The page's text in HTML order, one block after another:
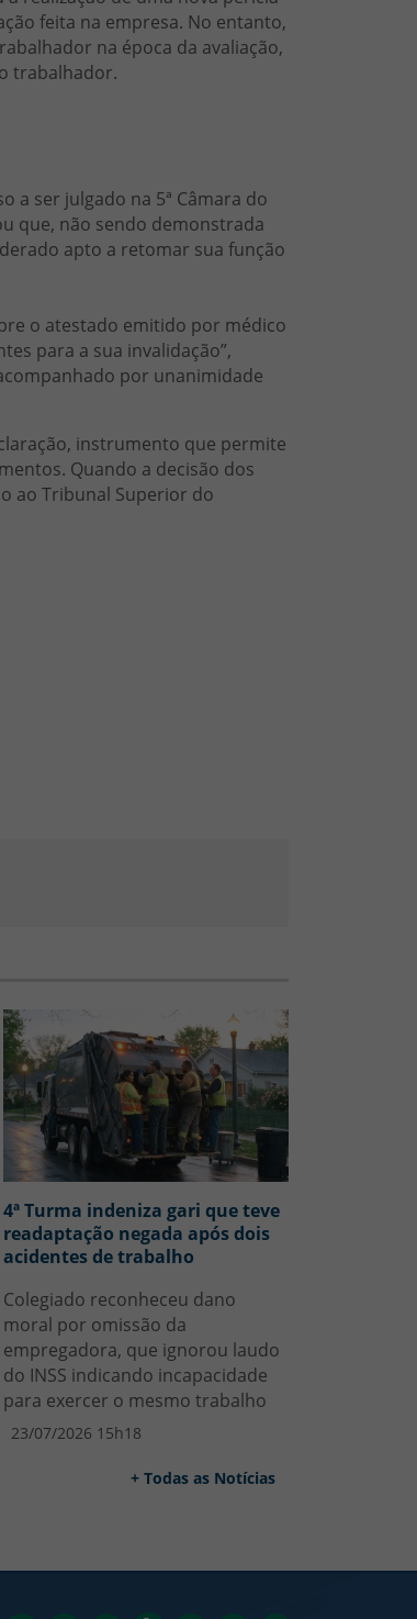
feita na empresa. No entanto,
na época da avaliação,
trabalhador.
a ser julgado na 5ª Câmara do
que, não sendo demonstrada
apto a retomar sua função
o atestado emitido por médico
para a sua invalidação”,
por unanimidade
instrumento que permite
Quando a decisão dos
ao Tribunal Superior do
4ª Turma indeniza gari que teve
readaptação negada após dois
acidentes de trabalho
Colegiado reconheceu dano
moral por omissão da
empregadora, que ignorou laudo
do INSS indicando incapacidade
para exercer o mesmo trabalho
23/07/2026 15h18
+ Todas as Notícias